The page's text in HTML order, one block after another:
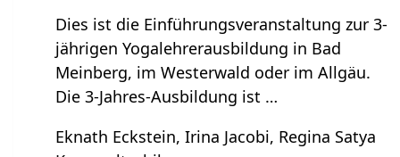
Dies ist die Einführungsveranstaltung zur 3-
jährigen Yogalehrerausbildung in Bad
Meinberg, im Westerwald oder im Allgäu.
Die 3-Jahres-Ausbildung ist …
Eknath Eckstein, Irina Jacobi, Regina Satya